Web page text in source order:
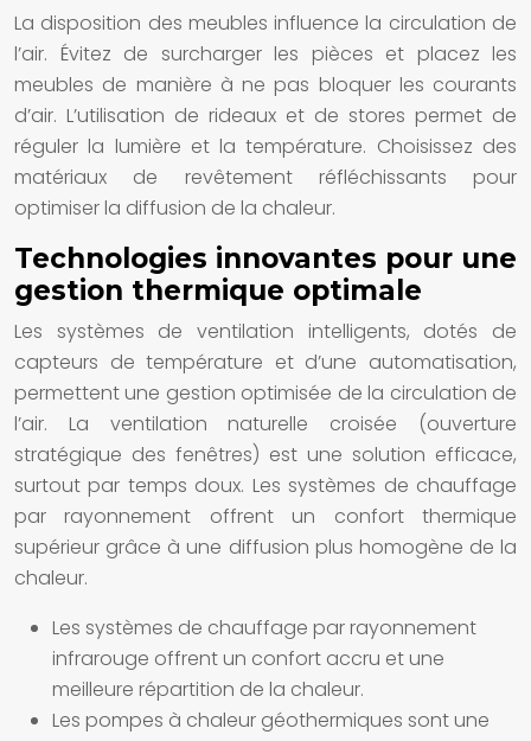
La disposition des meubles influence la circulation de
l’air. Évitez de surcharger les pièces et placez les
meubles de manière à ne pas bloquer les courants
d’air. L’utilisation de rideaux et de stores permet de
réguler la lumière et la température. Choisissez des
matériaux de revêtement réfléchissants pour
optimiser la diffusion de la chaleur.
Technologies innovantes pour une
gestion thermique optimale
Les systèmes de ventilation intelligents, dotés de
capteurs de température et d’une automatisation,
permettent une gestion optimisée de la circulation de
l’air. La ventilation naturelle croisée (ouverture
stratégique des fenêtres) est une solution efficace,
surtout par temps doux. Les systèmes de chauffage
par rayonnement offrent un confort thermique
supérieur grâce à une diffusion plus homogène de la
chaleur.
Les systèmes de chauffage par rayonnement
infrarouge offrent un confort accru et une
meilleure répartition de la chaleur.
Les pompes à chaleur géothermiques sont une